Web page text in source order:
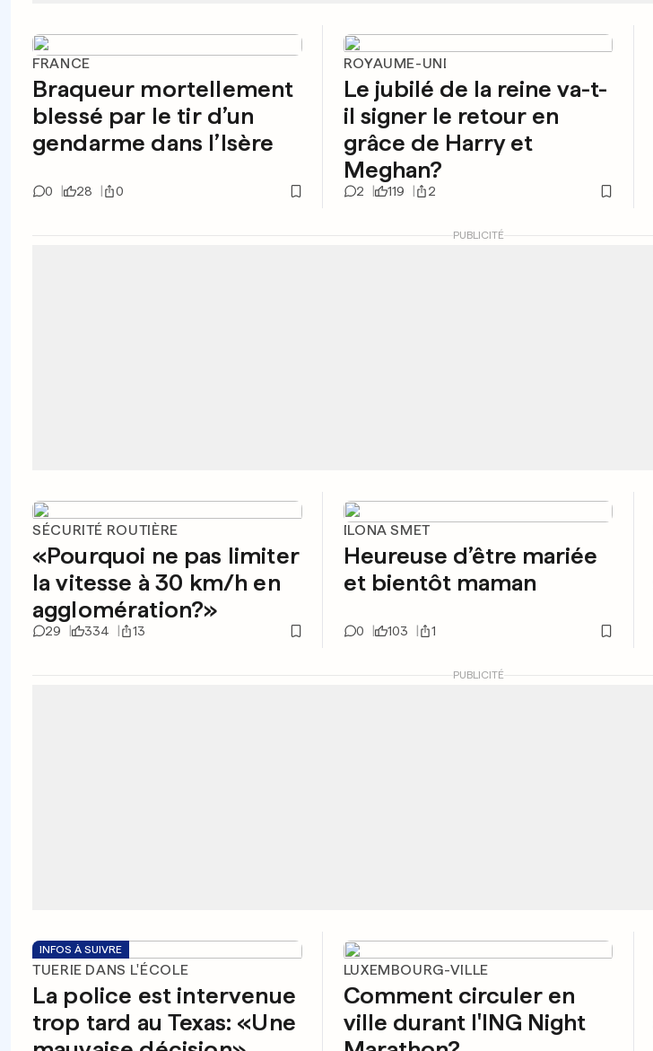
FRANCE
Braqueur mortellement
blessé par le tir d’un
gendarme dans l’Isère
0 28 0
ROYAUME-UNI
Le jubilé de la reine va-t-
il signer le retour en
grâce de Harry et
Meghan?
2 119 2
PUBLICITÉ
SÉCURITÉ ROUTIÈRE
«Pourquoi ne pas limiter
la vitesse à 30 km/h en
agglomération?»
29 334 13
ILONA SMET
Heureuse d’être mariée
et bientôt maman
0 103 1
PUBLICITÉ
INFOS À SUIVRE
TUERIE DANS L'ÉCOLE
La police est intervenue
trop tard au Texas: «Une
LUXEMBOURG-VILLE
Comment circuler en
ville durant l'ING Night